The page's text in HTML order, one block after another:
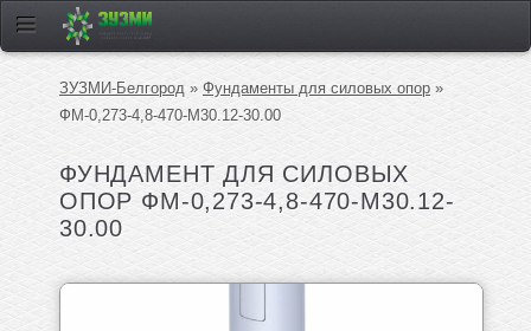
ЗУЗМИ-Белгород » Фундаменты для силовых опор »
ФМ-0,273-4,8-470-М30.12-30.00
ФУНДАМЕНТ ДЛЯ СИЛОВЫХ
ОПОР ФМ-0,273-4,8-470-М30.12-
30.00